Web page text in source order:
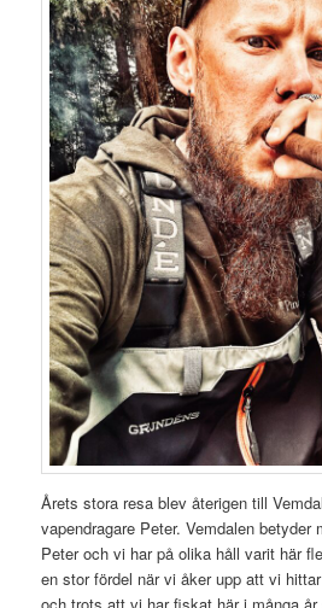
Årets stora resa blev återigen till
vapendragare Peter. Vemdalen
Peter och vi har på olika håll varit här
en stor fördel när vi åker upp att vi
och trots att vi har fiskat här i många